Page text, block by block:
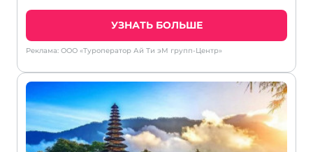
УЗНАТЬ БОЛЬШЕ
Реклама: ООО «Туроператор Ай Ти эМ групп-Центр»